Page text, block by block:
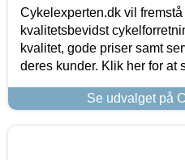
Cykelexperten.dk vil
kvalitetsbevidst
kvalitet, gode priser samt
deres kunder. Klik her for at
Se udvalget på